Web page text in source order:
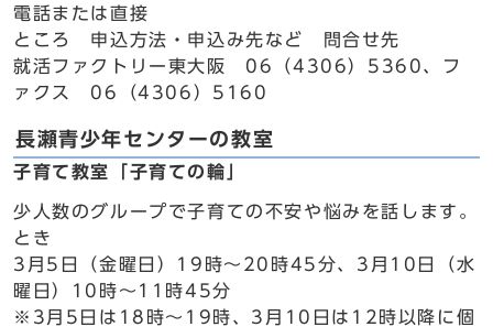
電話または直接
ところ 申込方法・申込み先など 問合せ先
就活ファクトリー東大阪 06（4306）5360、フ
ァクス 06（4306）5160
長瀬青少年センターの教室
子育て教室「子育ての輪」
少人数のグループで子育ての不安や悩みを話します。
とき
3月5日（金曜日）19時～20時45分、3月10日（水
曜日）10時～11時45分
※3月5日は18時～19時、3月10日は12時以降に個